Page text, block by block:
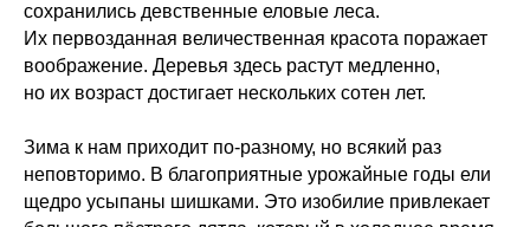
сохранились девственные еловые леса.
Их первозданная величественная красота поражает
воображение. Деревья здесь растут медленно,
но их возраст достигает нескольких сотен лет.
Зима к нам приходит по-разному, но всякий раз
неповторимо. В благоприятные урожайные годы ели
щедро усыпаны шишками. Это изобилие привлекает